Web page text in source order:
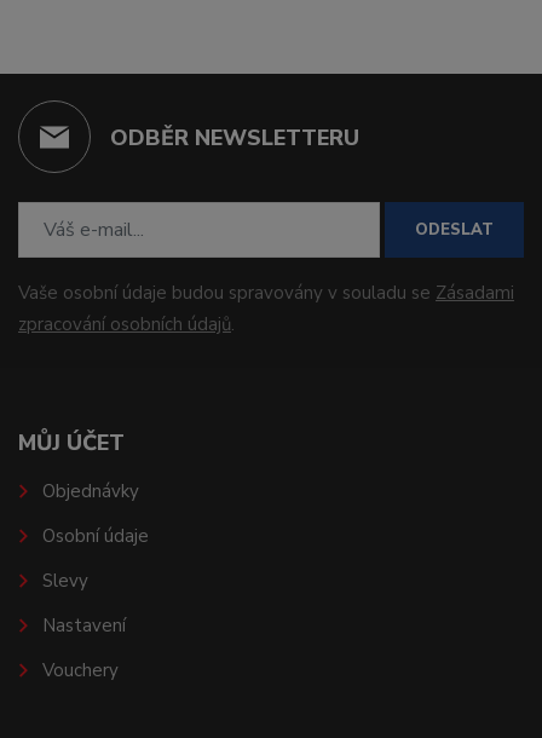
ODBĚR NEWSLETTERU
ODESLAT
Vaše osobní údaje budou spravovány v souladu se Zásadami
zpracování osobních údajů.
MŮJ ÚČET
Objednávky
Osobní údaje
Slevy
Nastavení
Vouchery